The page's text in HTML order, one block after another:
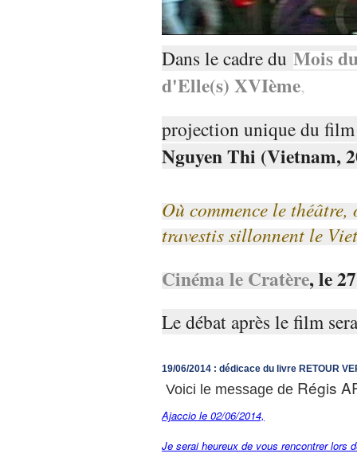
Dans le cadre du Mois
d'Elle(s) XVIème,
projection unique du
Nguyen Thi (Vietnam,
Où commence le
travestis sillonnent le
Cinéma le Cratère, le
Le débat après le film
19/06/2014 : dédicace du livre RETOUR
Voici le message de Régis
Ajaccio le 02/06/2014,
Je serai heureux de vous rencontrer lors